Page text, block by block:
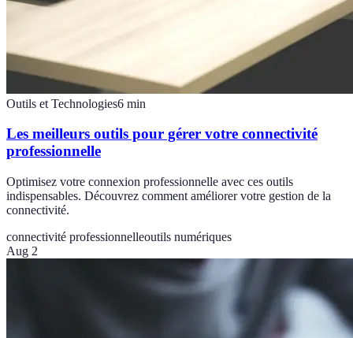
Outils et Technologies6 min
Les meilleurs outils pour gérer votre connectivité
professionnelle
Optimisez votre connexion professionnelle avec ces outils
indispensables. Découvrez comment améliorer votre gestion de la
connectivité.
connectivité professionnelleoutils numériques
Aug 2